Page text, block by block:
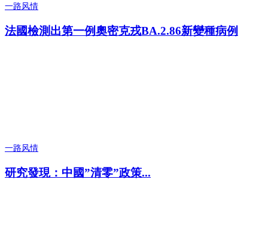
一路风情
法國檢測出第一例奧密克戎BA.2.86新變種病例
一路风情
研究發現：中國”清零”政策...